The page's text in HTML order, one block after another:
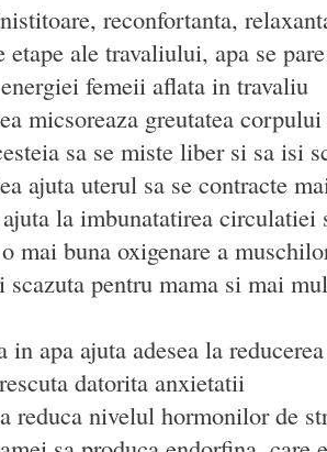
reconfortanta,
ale travaliului, apa se
femeii aflata in travaliu
micsoreaza greutatea
sa se miste liber si sa isi
ajuta uterul sa se contracte
ajuta la imbunatatirea circulatiei
mai buna oxigenare a
scazuta pentru mama si mai
in apa ajuta adesea la
datorita anxietatii
reduca nivelul hormonilor de